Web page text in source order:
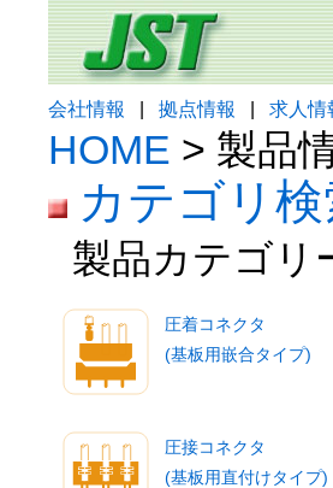
会社情報 拠点情報 求人情
HOME > 製品
カテゴリ検
製品カテゴリ
圧着コネクタ
(基板用嵌合タイプ)
圧接コネクタ
(基板用直付けタイプ)